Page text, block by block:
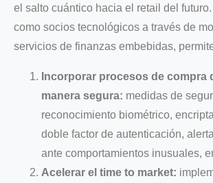
el salto cuántico hacia el retail del
como socios tecnológicos a través de
servicios de finanzas embebidas,
Incorporar procesos de compra
manera segura: medidas de
reconocimiento biométrico,
doble factor de autenticación,
ante comportamientos inusuales,
Acelerar el time to market: